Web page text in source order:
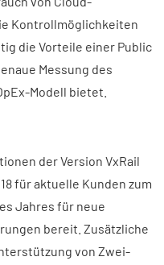
Kontrollmöglichkeiten
die Vorteile einer Public
Messung des
Modell bietet.
der Version VxRail
für aktuelle Kunden zum
Jahres für neue
bereit. Zusätzliche
von Zwei-